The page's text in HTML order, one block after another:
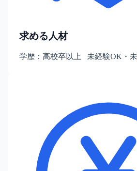
求める人材
学歴：高校卒以上 未経験OK・